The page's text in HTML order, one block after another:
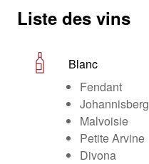
Liste des vins
Blanc
Fendant
Johannisberg
Malvoisie
Petite Arvine
Divona